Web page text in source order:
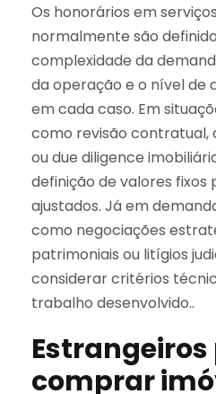
Os honorários em
normalmente são
complexidade da
da operação e o nível de
em cada caso. Em
como revisão contratual,
ou due diligence
definição de valores fixos
ajustados. Já em
como negociações
patrimoniais ou litígios
considerar critérios
trabalho desenvolvido..
comprar